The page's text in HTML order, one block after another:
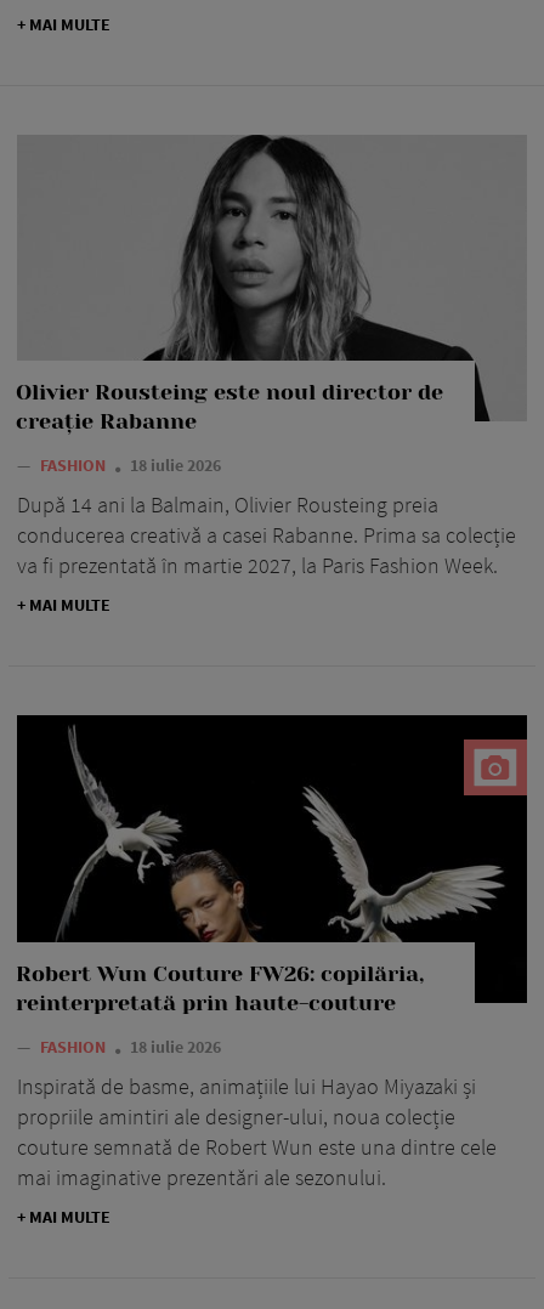
+ MAI MULTE
Olivier Rousteing este noul director de
creație Rabanne
— FASHION 18 iulie 2026
După 14 ani la Balmain, Olivier Rousteing preia
conducerea creativă a casei Rabanne. Prima sa colecție
va fi prezentată în martie 2027, la Paris Fashion Week.
+ MAI MULTE
Robert Wun Couture FW26: copilăria,
reinterpretată prin haute-couture
— FASHION 18 iulie 2026
Inspirată de basme, animațiile lui Hayao Miyazaki și
propriile amintiri ale designer-ului, noua colecție
couture semnată de Robert Wun este una dintre cele
mai imaginative prezentări ale sezonului.
+ MAI MULTE